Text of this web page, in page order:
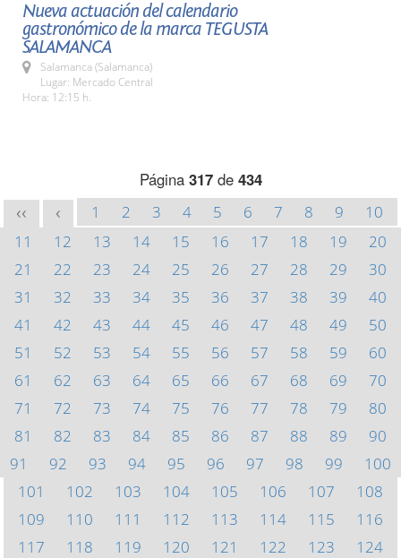
Nueva actuación del calendario
gastronómico de la marca TEGUSTA
SALAMANCA
Salamanca (Salamanca)
Lugar: Mercado Central
Hora: 12:15 h.
Página 317de 434
<< < 1 2 3 4 5 6 7 8 9
10
11
12 13 14 15 16 17 18 19
20
21
22 23 24 25 26 27 28 29
30
31
32 33 34 35 36 37 38 39
40
41
42 43 44 45 46 47 48 49
50
51
52 53 54 55 56 57 58 59
60
61
62 63 64 65 66 67 68 69
70
71
72 73 74 75 76 77 78 79
80
81
82 83 84 85 86 87 88 89
90
91
92 93 94 95 96 97 98 99
100
101
102 103 104 105 106 107
108
109
110 111 112 113 114 115
116
117
118 119 120 121 122 123
124